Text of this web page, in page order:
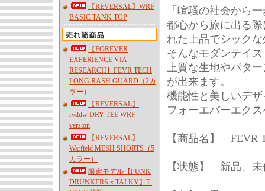
【REVERSAL】WRF
BASIC TANK TOP
【FOREVER
EXPERIENCE VIA
RESEARCH】FEVR TECH
LONG RASH GUARD（2カ
ラー）
【REVERSAL】
rvddw DRY TEE WRF
version
【REVERSAL】
Warfield MESH SHORTS（5
カラー）
限定モデル【PUNK
DRUNKERS x TALKY】T-
「喧騒の社会から
都心から旅に出る
れた上品でシックな
そんなモダンテイ
上質な生地やパタ
が出来ます。
機能性と美しいデ
フォーエバーエク
【商品名】 FEVR
【状態】 新品、未